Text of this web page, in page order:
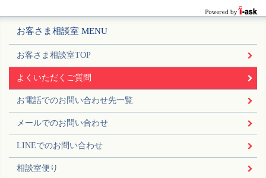
お客さま相談室 MENU
お客さま相談室TOP
よくいただくご質問
お電話でのお問い合わせ先一覧
メールでのお問い合わせ
LINEでのお問い合わせ
相談室便り